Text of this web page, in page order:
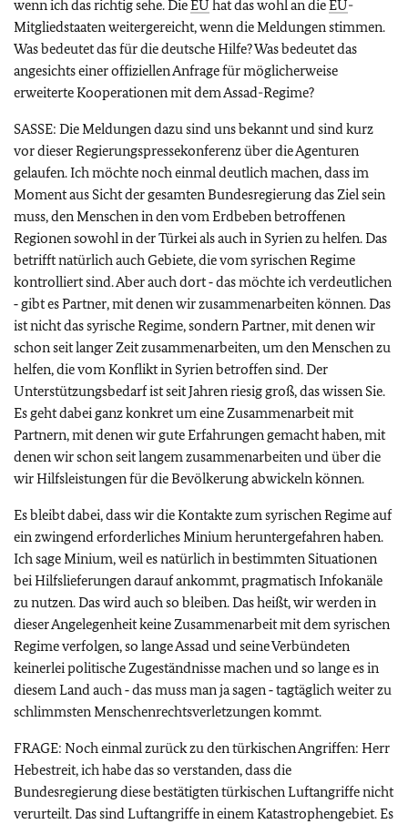
wenn ich das richtig sehe. DieEU hat das wohl an dieEU-
Mitgliedstaaten weitergereicht, wenn die Meldungen stimmen.
Was bedeutet das für die deutsche Hilfe? Was bedeutet das
angesichts einer offiziellen Anfrage für möglicherweise
erweiterte Kooperationen mit dem Assad-Regime?
SASSE: Die Meldungen dazu sind uns bekannt und sind kurz
vor dieser Regierungspressekonferenz über die Agenturen
gelaufen. Ich möchte noch einmal deutlich machen, dass im
Moment aus Sicht der gesamten Bundesregierung das Ziel sein
muss, den Menschen in den vom Erdbeben betroffenen
Regionen sowohl in der Türkei als auch in Syrien zu helfen. Das
betrifft natürlich auch Gebiete, die vom syrischen Regime
kontrolliert sind. Aber auch dort ‑ das möchte ich verdeutlichen
‑ gibt es Partner, mit denen wir zusammenarbeiten können. Das
ist nicht das syrische Regime, sondern Partner, mit denen wir
schon seit langer Zeit zusammenarbeiten, um den Menschen zu
helfen, die vom Konflikt in Syrien betroffen sind. Der
Unterstützungsbedarf ist seit Jahren riesig groß, das wissen Sie.
Es geht dabei ganz konkret um eine Zusammenarbeit mit
Partnern, mit denen wir gute Erfahrungen gemacht haben, mit
denen wir schon seit langem zusammenarbeiten und über die
wir Hilfsleistungen für die Bevölkerung abwickeln können.
Es bleibt dabei, dass wir die Kontakte zum syrischen Regime auf
ein zwingend erforderliches Minium heruntergefahren haben.
Ich sage Minium, weil es natürlich in bestimmten Situationen
bei Hilfslieferungen darauf ankommt, pragmatisch Infokanäle
zu nutzen. Das wird auch so bleiben. Das heißt, wir werden in
dieser Angelegenheit keine Zusammenarbeit mit dem syrischen
Regime verfolgen, so lange Assad und seine Verbündeten
keinerlei politische Zugeständnisse machen und so lange es in
diesem Land auch ‑ das muss man ja sagen ‑ tagtäglich weiter zu
schlimmsten Menschenrechtsverletzungen kommt.
FRAGE: Noch einmal zurück zu den türkischen Angriffen: Herr
Hebestreit, ich habe das so verstanden, dass die
Bundesregierung diese bestätigten türkischen Luftangriffe nicht
verurteilt. Das sind Luftangriffe in einem Katastrophengebiet. Es